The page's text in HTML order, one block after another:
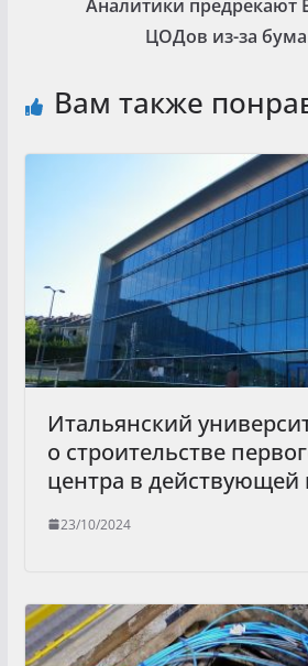
Аналитики предрекают
ЦОДов из-за
Вам также
Итальянский
о строительстве
центра в действующей
23/10/2024